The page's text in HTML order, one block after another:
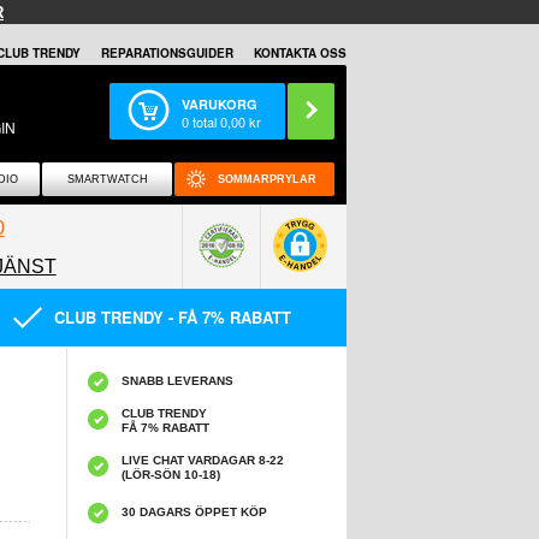
TRENDY REPARATIONSGUIDER KONTAKTA OSS
VARUKORG
0total0,00kr
SMARTWATCH SOMMARPRYLAR
CLUB TRENDY - FÅ 7% RABATT
SNABB LEVERANS
CLUB TRENDY
FÅ 7% RABATT
LIVE CHAT VARDAGAR 8-22
(LÖR-SÖN 10-18)
30 DAGARS ÖPPET KÖP